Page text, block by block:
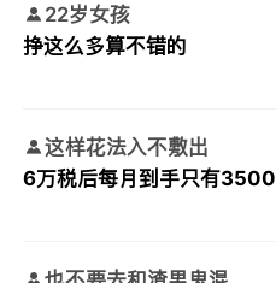
22岁女孩
挣这么多算不错的
这样花法入不敷出
6万税后每月到手只有3500